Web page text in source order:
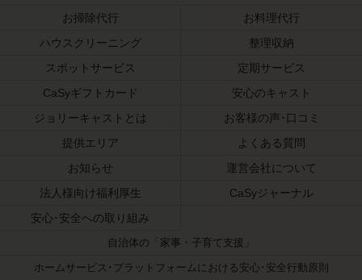
お掃除代行
お料理代行
ハウスクリーニング
整理収納
スポットサービス
定期サービス
CaSyギフトカード
安心のキャスト
ジョリーキャストとは
お客様の声･口コミ
提供エリア
よくある質問
お知らせ
運営会社について
法人様向け福利厚生
CaSyジャーナル
安心･安全への取り組み
自治体の「家事・子育て支援」
ホームサービス･プラットフォームにおける安心･安全行動原則